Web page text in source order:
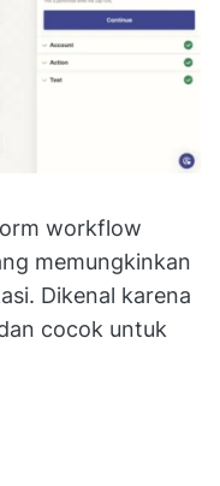
workflow
memungkinkan
Dikenal karena
cocok untuk